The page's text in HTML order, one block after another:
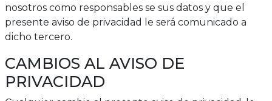
nosotros como responsables se sus datos y que el
presente aviso de privacidad le será comunicado a
dicho tercero.
CAMBIOS AL AVISO DE
PRIVACIDAD